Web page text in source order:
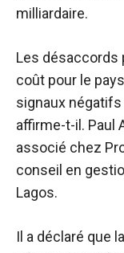
milliardaire.
Les désaccords
coût pour le
signaux
affirme-t-il. Paul
associé chez
conseil en
Lagos.
Il a déclaré que